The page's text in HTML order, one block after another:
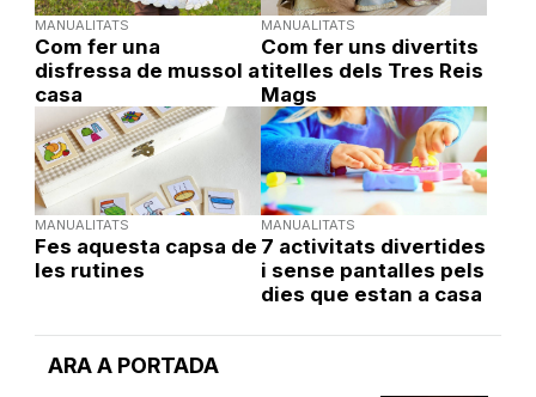
ARA A PORTADA
MANUALITATS
Com fer una
disfressa de mussol a
casa
MANUALITATS
Com fer uns divertits
titelles dels Tres Reis
Mags
MANUALITATS
Fes aquesta capsa de
les rutines
MANUALITATS
7 activitats divertides
i sense pantalles pels
dies que estan a casa